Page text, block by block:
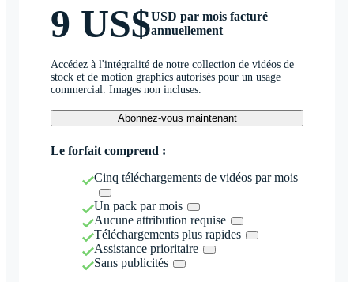
9 US$USD par mois facturé
annuellement
Accédez à l'intégralité de notre collection de vidéos de
stock et de motion graphics autorisés pour un usage
commercial. Images non incluses.
Abonnez-vous maintenant
Le forfait comprend :
Cinq téléchargements de vidéos par mois
Un pack par mois
Aucune attribution requise
Téléchargements plus rapides
Assistance prioritaire
Sans publicités